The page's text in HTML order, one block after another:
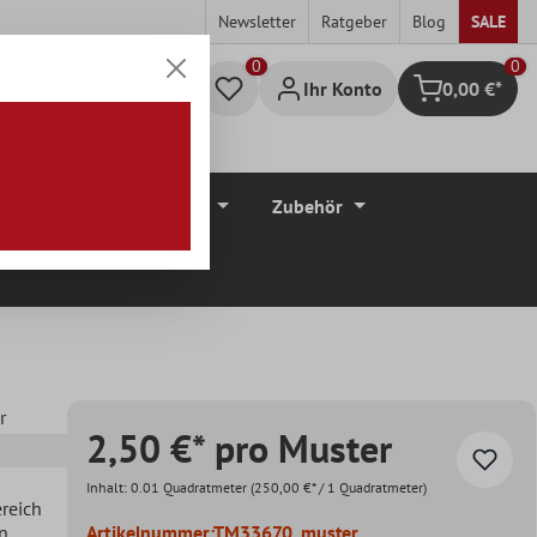
Newsletter Ratgeber Blog SALE
Ihr Konto Warenkorb
0
0,00 €*
Zubehör
2,50 €* pro Muster
Inhalt: 0.01 Quadratmeter (250,00 €* / 1 Quadratmeter)
Artikelnummer:TM33670_muster